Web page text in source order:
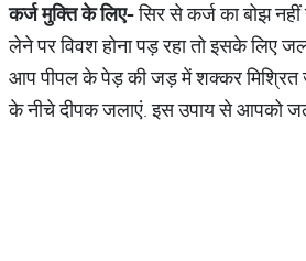
कर्ज मुक्ति के लिए-सिर से कर्ज का बोझ नहीं
लेने पर विवश होना पड़ रहा तो इसके लिए
आप पीपल के पेड़ की जड़ में शक्कर मिश्रित
के नीचे दीपक जलाएं. इस उपाय से आपको